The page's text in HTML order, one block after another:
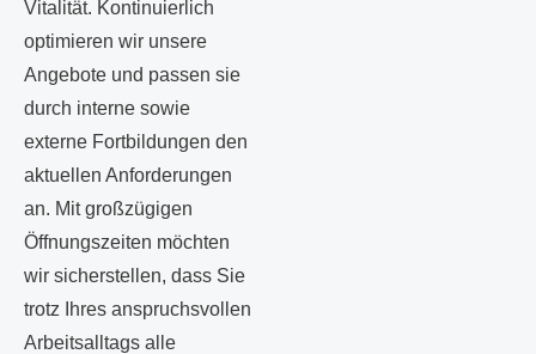
Vitalität. Kontinuierlich
optimieren wir unsere
Angebote und passen sie
durch interne sowie
externe Fortbildungen den
aktuellen Anforderungen
an. Mit großzügigen
Öffnungszeiten möchten
wir sicherstellen, dass Sie
trotz Ihres anspruchsvollen
Arbeitsalltags alle